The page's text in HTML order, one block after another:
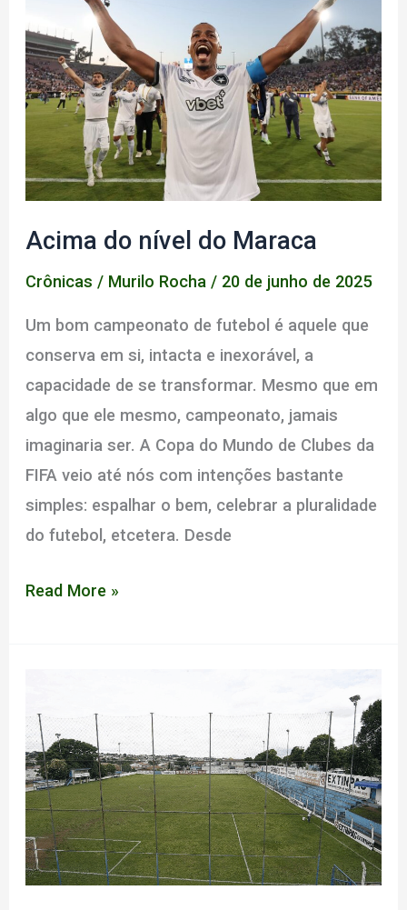
Acima do nível do Maraca
Crônicas / Murilo Rocha / 20 de junho de 2025
Um bom campeonato de futebol é aquele que
conserva em si, intacta e inexorável, a
capacidade de se transformar. Mesmo que em
algo que ele mesmo, campeonato, jamais
imaginaria ser. A Copa do Mundo de Clubes da
FIFA veio até nós com intenções bastante
simples: espalhar o bem, celebrar a pluralidade
do futebol, etcetera. Desde
Acima
Maraca
Read More »